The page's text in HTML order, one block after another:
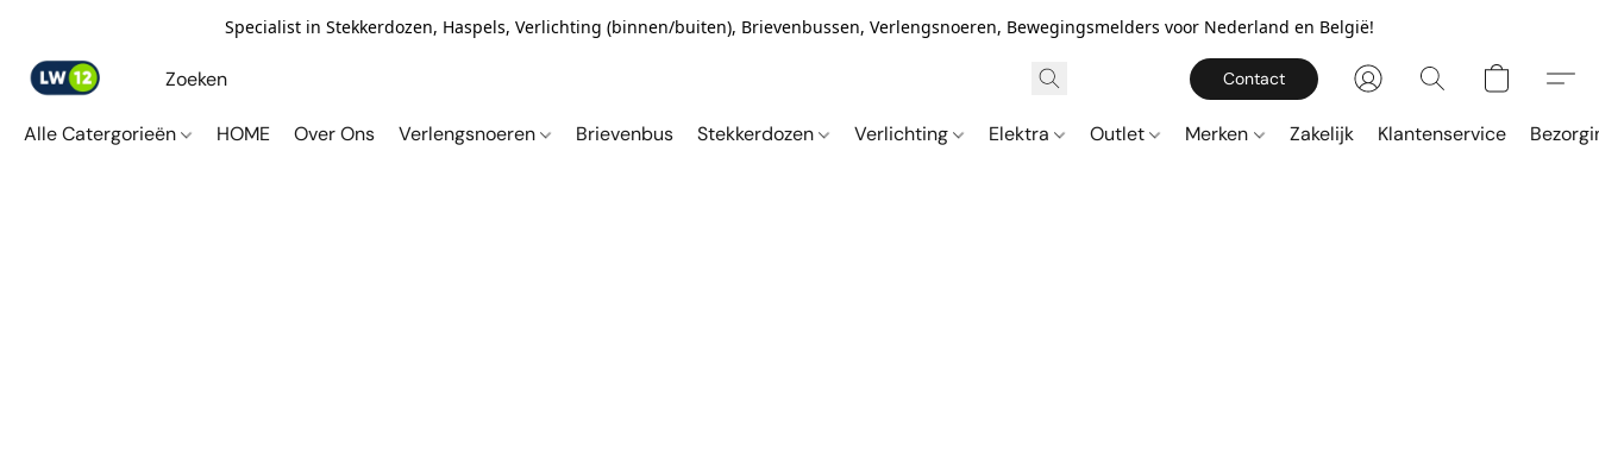
Specialist in Stekkerdozen, Haspels, Verlichting (binnen/buiten), Brievenbussen, Verlengsnoeren, Bewegingsmelders voor Nederland en België!
Contact
Alle Catergorieën HOME Over Ons Verlengsnoeren Brievenbus Stekkerdozen Verlichting Elektra Outlet Merken Zakelijk Klantenservice